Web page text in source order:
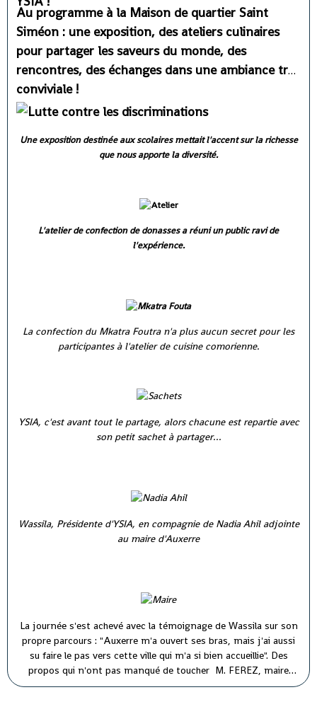
Au programme à la Maison de quartier Saint
Siméon : une exposition, des ateliers culinaires
pour partager les saveurs du monde, des
rencontres, des échanges dans une ambiance très
conviviale !
Une exposition destinée aux scolaires mettait l'accent sur la richesse
que nous apporte la diversité.
L'atelier de confection de donasses a réuni un public ravi de
l'expérience.
La confection du Mkatra Foutra n'a plus aucun secret pour les
participantes à l'atelier de cuisine comorienne.
YSIA, c'est avant tout le partage, alors chacune est repartie avec
son petit sachet à partager...
Wassila, Présidente d'YSIA, en compagnie de Nadia Ahil adjointe
au maire d'Auxerre
La journée s'est achevé avec la témoignage de Wassila sur son
propre parcours : "Auxerre m'a ouvert ses bras, mais j'ai aussi
su faire le pas vers cette ville qui m'a si bien accueillie". Des
propos qui n'ont pas manqué de toucher M. FEREZ, maire
d'Auxerre ( à droite) et M. PARIS, premier adjoint au maire (à